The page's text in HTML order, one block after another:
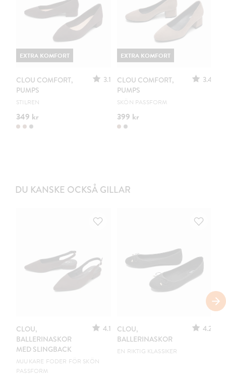
CLOU COMFORT,
PUMPS
3.1
STILREN
349 kr
EXTRA KOMFORT
CLOU COMFORT,
PUMPS
3.4
SKÖN PASSFORM
399 kr
EXTRA KOMFORT
DU KANSKE OCKSÅ GILLAR
CLOU,
BALLERINASKOR
MED SLINGBACK
4.1
MJUKARE FODER FÖR SKÖN
PASSFORM
CLOU,
BALLERINASKOR
4.2
EN RIKTIG KLASSIKER